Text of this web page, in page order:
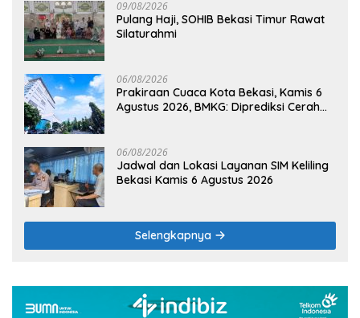
09/08/2026
Pulang Haji, SOHIB Bekasi Timur Rawat
Silaturahmi
06/08/2026
Prakiraan Cuaca Kota Bekasi, Kamis 6
Agustus 2026, BMKG: Diprediksi Cerah
06/08/2026
Jadwal dan Lokasi Layanan SIM Keliling
Bekasi Kamis 6 Agustus 2026
Selengkapnya